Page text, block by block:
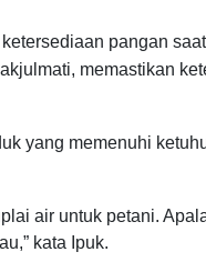
pangan
memastikan
yang memenuhi
air untuk petani.
kata Ipuk.